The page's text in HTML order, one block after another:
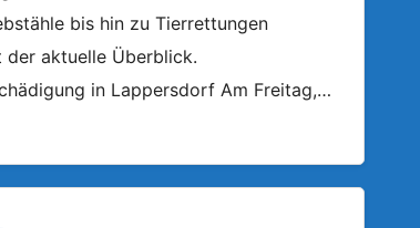
bis hin zu Tierrettungen
der aktuelle Überblick.
in Lappersdorf Am Freitag,…